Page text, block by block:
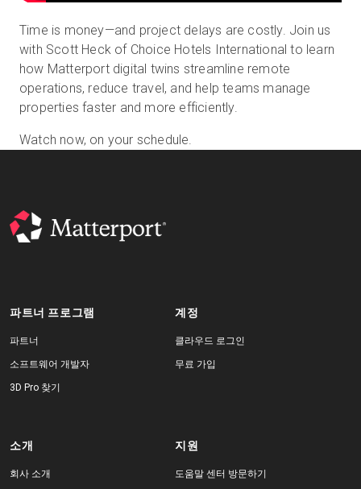
무료 체험판
Time is money—and project delays are costly. Join us
with Scott Heck of Choice Hotels International to learn
how Matterport digital twins streamline remote
operations, reduce travel, and help teams manage
properties faster and more efficiently.
Watch now, on your schedule.
파트너 프로그램
파트너
소프트웨어 개발자
3D Pro 찾기
계정
클라우드 로그인
무료 가입
소개
회사 소개
지원
도움말 센터 방문하기